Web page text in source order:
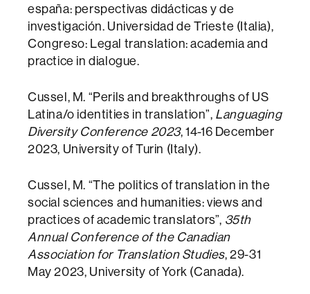
españa: perspectivas didácticas y de
investigación. Universidad de Trieste (Italia),
Congreso: Legal translation: academia and
practice in dialogue.
Cussel, M. “Perils and breakthroughs of US
Latina/o identities in translation”, Languaging
Diversity Conference 2023, 14-16 December
2023, University of Turin (Italy).
Cussel, M. “The politics of translation in the
social sciences and humanities: views and
practices of academic translators”, 35th
Annual Conference of the Canadian
Association for Translation Studies, 29-31
May 2023, University of York (Canada).